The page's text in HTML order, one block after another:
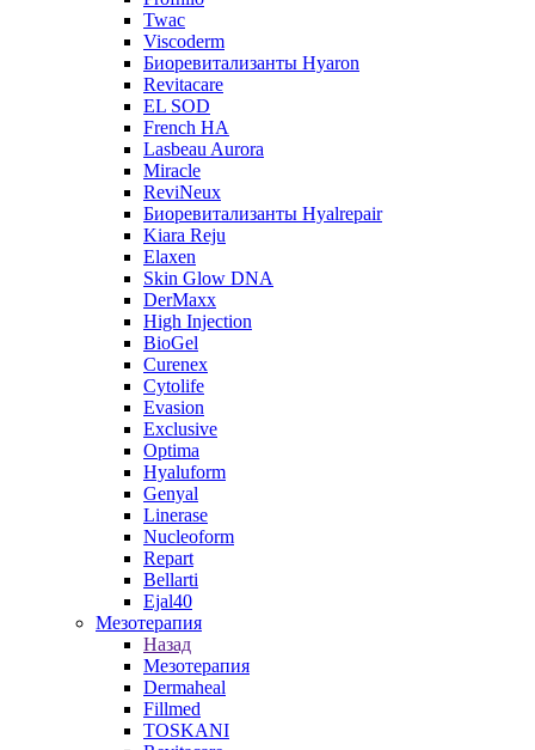
Twac
Viscoderm
Биоревитализанты Hyaron
Revitacare
EL SOD
French HA
Lasbeau Aurora
Miracle
ReviNeux
Биоревитализанты Hyalrepair
Kiara Reju
Elaxen
Skin Glow DNA
DerMaxx
High Injection
BioGel
Curenex
Cytolife
Evasion
Exclusive
Optima
Hyaluform
Genyal
Linerase
Nucleoform
Repart
Bellarti
Ejal40
Мезотерапия
Назад
Мезотерапия
Dermaheal
Fillmed
TOSKANI